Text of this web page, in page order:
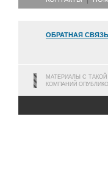
ОБРАТНАЯ СВЯЗЬ
МАТЕРИАЛЫ С
КОМПАНИЙ